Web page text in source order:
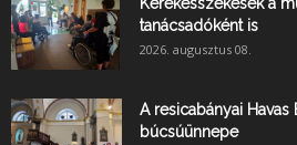
tanácsadóként is
2026. augusztus 08.
A resicabányai
búcsúünnepe